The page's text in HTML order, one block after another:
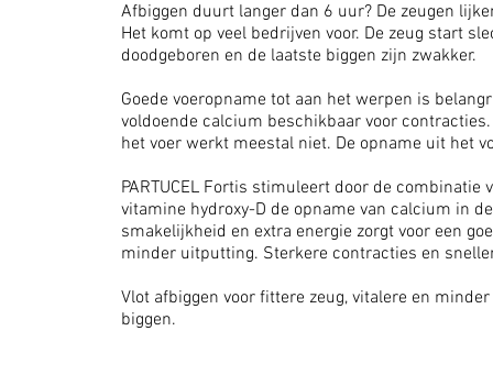
Afbiggen duurt langer dan 6 uur? De zeugen
Het komt op veel bedrijven voor. De zeug start
doodgeboren en de laatste biggen zijn zwakker.
Goede voeropname tot aan het werpen is
voldoende calcium beschikbaar voor
het voer werkt meestal niet. De opname uit het
PARTUCEL Fortis stimuleert door de combinatie
vitamine hydroxy-D de opname van calcium in
smakelijkheid en extra energie zorgt voor een
minder uitputting. Sterkere contracties en
Vlot afbiggen voor fittere zeug, vitalere en
biggen.